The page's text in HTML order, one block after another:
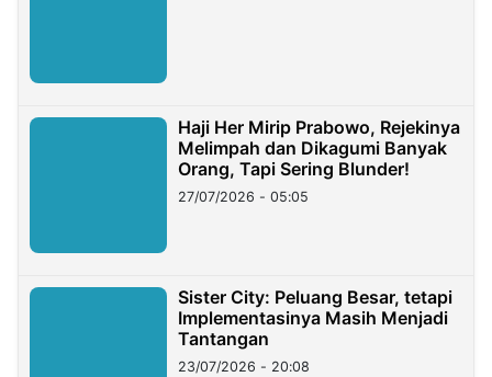
Haji Her Mirip Prabowo, Rejekinya
Melimpah dan Dikagumi Banyak
Orang, Tapi Sering Blunder!
27/07/2026 - 05:05
Sister City: Peluang Besar, tetapi
Implementasinya Masih Menjadi
Tantangan
23/07/2026 - 20:08